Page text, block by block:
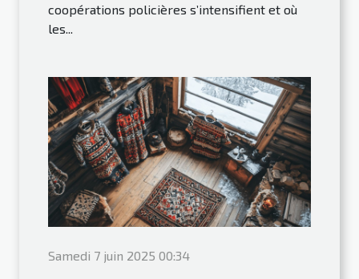
coopérations policières s’intensifient et où
les...
Samedi 7 juin 2025 00:34